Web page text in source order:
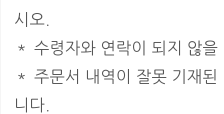
시오.
＊ 수령자와 연락이 되지 않
＊ 주문서 내역이 잘못 기재
니다.